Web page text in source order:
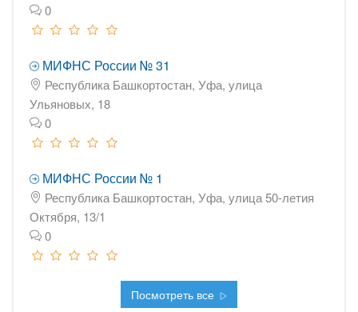
0
МИФНС России № 31
Республика Башкортостан, Уфа, улица
Ульяновых, 18
0
МИФНС России № 1
Республика Башкортостан, Уфа, улица 50-летия
Октября, 13/1
0
Посмотреть все